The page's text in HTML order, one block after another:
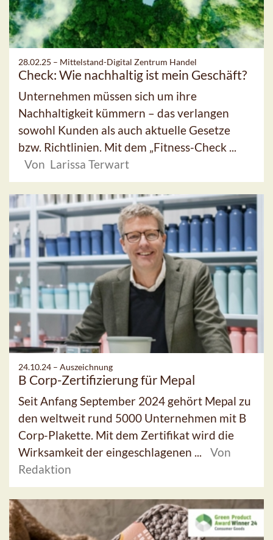
28.02.25 – Mittelstand-Digital Zentrum Handel
Check: Wie nachhaltig ist mein Geschäft?
Unternehmen müssen sich um ihre
Nachhaltigkeit kümmern – das verlangen
sowohl Kunden als auch aktuelle Gesetze
bzw. Richtlinien. Mit dem „Fitness-Check ...
Von Larissa Terwart
24.10.24 – Auszeichnung
B Corp-Zertifizierung für Mepal
Seit Anfang September 2024 gehört Mepal zu
den weltweit rund 5000 Unternehmen mit B
Corp-Plakette. Mit dem Zertifikat wird die
Wirksamkeit der eingeschlagenen ...
Von
Redaktion